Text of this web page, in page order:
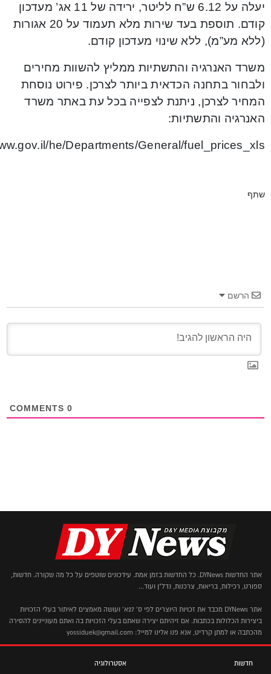
יעלה על 6.12 ש”ח לליטר, ירידה של 11 אג’ מעדכון
קודם. תוספת בעד שירות מלא תעמוד על 20 אגורות
(ללא מע”מ), ללא שינוי מעדכון קודם.
משרד האנרגיה והתשתיות ממליץ להשוות מחירים
ולבחור בתחנה הכדאית ביותר לצרכן. פירוט נוסחת
המחיר לצרכן, ניתנת לצפייה בכל עת באתר משרד
האנרגיה והתשתיות:
he/Departments/General/fuel_prices_xls
שתף
הרשם
0
אתר החדשות DYNews. כל החדשות בזמן אמת. עידכונים שוטפים על כל מה שקורה. חדשות,
ספורט, רכילות, בריאות, צרכנות, נדל"ן ועוד...
אתר DYNews מכבד את זכויות היוצרים לפי ס' 27א' ועושה מאמצים לאיתור בעלי הזכויות
ביצירות הכלולות בכתבות. אם זיהיתם יצירה שאתם בעלי הזכויות בה ואתם מעוניינים להסירה
מהכתבה או למתן קרדיט, אנא פנו אלינו למייל: yossiduek@gmail.com
חדשות אסטרולוגיה